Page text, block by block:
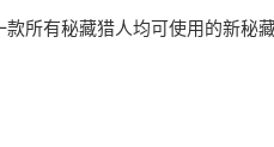
所有秘藏猎人均可使用的新秘